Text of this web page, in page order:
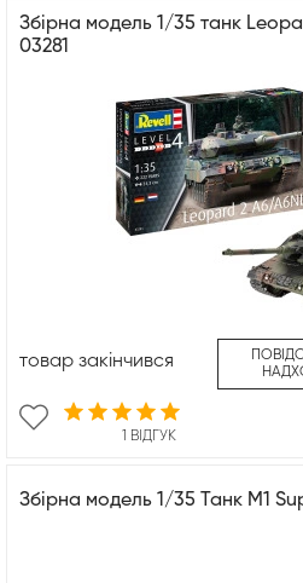
Збірна модель 1/35 танк
03281
1 ВІДГУК
товар закінчився
Збірна модель 1/35 Танк M1